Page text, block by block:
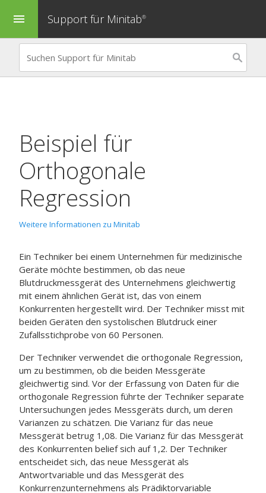
menu Support für Minitab®
Beispiel für
Orthogonale
Regression
Weitere Informationen zu Minitab
Ein Techniker bei einem Unternehmen für medizinische
Geräte möchte bestimmen, ob das neue
Blutdruckmessgerät des Unternehmens gleichwertig
mit einem ähnlichen Gerät ist, das von einem
Konkurrenten hergestellt wird. Der Techniker misst mit
beiden Geräten den systolischen Blutdruck einer
Zufallsstichprobe von 60 Personen.
Der Techniker verwendet die orthogonale Regression,
um zu bestimmen, ob die beiden Messgeräte
gleichwertig sind. Vor der Erfassung von Daten für die
orthogonale Regression führte der Techniker separate
Untersuchungen jedes Messgeräts durch, um deren
Varianzen zu schätzen. Die Varianz für das neue
Messgerät betrug 1,08. Die Varianz für das Messgerät
des Konkurrenten belief sich auf 1,2. Der Techniker
entscheidet sich, das neue Messgerät als
Antwortvariable und das Messgerät des
Konkurrenzunternehmens als Prädiktorvariable